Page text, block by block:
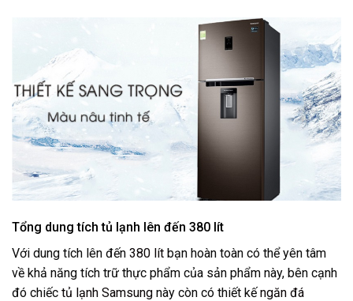
Tổng dung tích tủ lạnh lên đến 380 lít
Với dung tích lên đến 380 lít bạn hoàn toàn có thể yên tâm
về khả năng tích trữ thực phẩm của sản phẩm này, bên cạnh
đó chiếc tủ lạnh Samsung này còn có thiết kếngăn đá